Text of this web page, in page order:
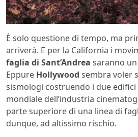
È solo questione di tempo, ma
arriverà. E per la California i
faglia di Sant’Andrea saranno
Eppure Hollywood sembra voler
sismologi costruendo i due
mondiale dell’industria
parte superiore di una linea di
dunque, ad altissimo rischio.